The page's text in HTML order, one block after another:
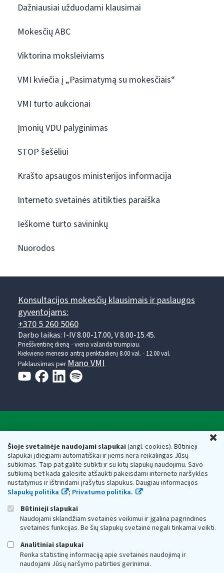
Šioje svetainėje naudojami slapukai(angl. cookies). Būtinieji
slapukai įdiegiami automatiškai ir jiems nėra reikalingas Jūsų
sutikimas. Taip pat galite sutikti ir su kitų slapukų naudojimu. Savo
sutikimą bet kada galėsite atšaukti pakeisdami interneto naršyklės
nustatymus ir ištrindami įrašytus slapukus. Daugiau informacijos
Slapukų politika
; Privatumo politika.
Būtinieji slapukai
Naudojami sklandžiam svetainės veikimui ir įgalina pagrindines
svetainės funkcijas. Be šių slapukų svetainė negali tinkamai veikti.
Analitiniai slapukai
Renka statistinę informaciją apie svetainės naudojimą ir
naudojami Jūsų naršymo patirties gerinimui.
Dažniausiai užduodami klausimai
Mokesčių ABC
Viktorina moksleiviams
VMI kviečia į „Pasimatymą su mokesčiais“
VMI turto aukcionai
Įmonių VDU palyginimas
STOP šešėliui
Krašto apsaugos ministerijos informacija
Interneto svetainės atitikties paraiška
Ieškome turto savininkų
Nuorodos
Konsultacijos mokesčių klausimais ir paslaugos
gyventojams:
+370 5 260 5060
Darbo laikas: I-IV 8.00-17.00, V 8.00-15.45.
Prieššventinę dieną - viena valanda trumpiau.
Kiekvieno mėnesio antrą penktadienį 8.00 val. - 12.00 val.
Paklausimas per Mano VMI
Respublikos finansų ministerijos
Biudžetinė įstaiga. Juridinio asmens kodas — 188659752,
adresas: Vasario 16-osios g. 14, 01107 Vilnius, Lietuva, el.paštas:
vmi@vmi.lt, E. pristatymo dėžutės adresas 188659752
Duomenys apie Valstybinę mokesčių inspekciją prie Lietuvos
Respublikos finansų ministerijos kaupiami ir saugomi Juridinių